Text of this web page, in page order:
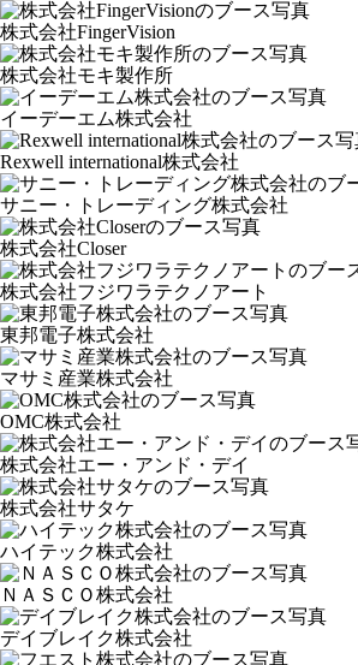
株式会社FingerVision
株式会社モキ製作所
イーデーエム株式会社
Rexwell international株式会社
サニー・トレーディング株式会社
株式会社Closer
株式会社フジワラテクノアート
東邦電子株式会社
マサミ産業株式会社
OMC株式会社
株式会社エー・アンド・デイ
株式会社サタケ
ハイテック株式会社
ＮＡＳＣＯ株式会社
デイブレイク株式会社